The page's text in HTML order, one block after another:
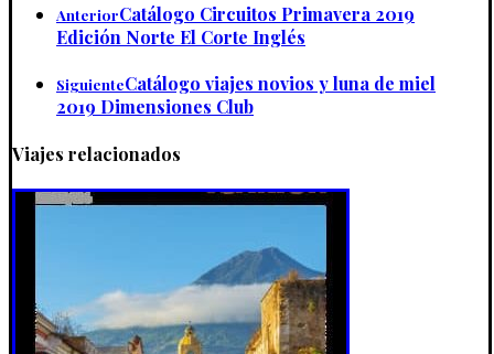
AnteriorCatálogo Circuitos Primavera 2019
Edición Norte El Corte Inglés
SiguienteCatálogo viajes novios y luna de miel
2019 Dimensiones Club
Viajes relacionados